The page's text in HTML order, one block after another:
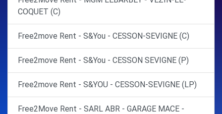
COQUET (C)
Free2move Rent - S&You - CESSON-SEVIGNE (C)
Free2move Rent - S&You - CESSON SEVIGNE (P)
Free2move Rent - S&YOU - CESSON-SEVIGNE (LP)
Free2Move Rent - SARL ABR - GARAGE MACE -